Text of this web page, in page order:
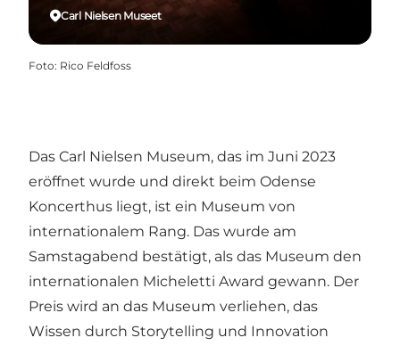
Carl Nielsen Museet
Foto: Rico Feldfoss
Das Carl Nielsen Museum, das im Juni 2023
eröffnet wurde und direkt beim Odense
Koncerthus liegt, ist ein Museum von
internationalem Rang. Das wurde am
Samstagabend bestätigt, als das Museum den
internationalen Micheletti Award gewann. Der
Preis wird an das Museum verliehen, das
Wissen durch Storytelling und Innovation